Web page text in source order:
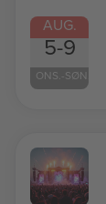
AUG.
5-9
ONS.-SØN.